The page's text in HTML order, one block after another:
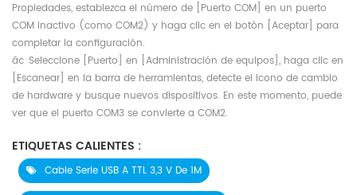
Propiedades, establezca el número de [Puerto COM] en un puerto
COM inactivo (como COM2) y haga clic en el botón [Aceptar] para
completar la configuración.
â¢ Seleccione [Puerto] en [Administración de equipos], haga clic en
[Escanear] en la barra de herramientas, detecte el icono de cambio
de hardware y busque nuevos dispositivos. En este momento, puede
ver que el puerto COM3 se convierte a COM2.
ETIQUETAS CALIENTES :
Cable Serie USB A TTL 3,3 V De 1M